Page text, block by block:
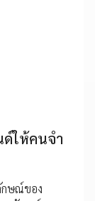
ให้คนจำ
กษณ์ของ